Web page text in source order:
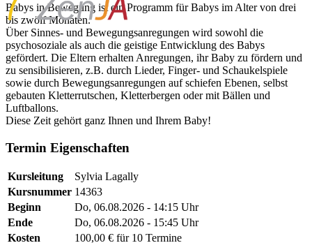
Babys in Bewegung ist ein Programm für Babys im Alter von drei
bis zwölf Monaten.
Über Sinnes- und Bewegungsanregungen wird sowohl die
psychosoziale als auch die geistige Entwicklung des Babys
gefördert. Die Eltern erhalten Anregungen, ihr Baby zu fördern und
zu sensibilisieren, z.B. durch Lieder, Finger- und Schaukelspiele
sowie durch Bewegungsanregungen auf schiefen Ebenen, selbst
gebauten Kletterrutschen, Kletterbergen oder mit Bällen und
Luftballons.
Diese Zeit gehört ganz Ihnen und Ihrem Baby!
Termin Eigenschaften
Kursleitung
Sylvia Lagally
Kursnummer 14363
Beginn
Do, 06.08.2026 - 14:15 Uhr
Ende
Do, 06.08.2026 - 15:45 Uhr
Kosten
100,00 € für 10 Termine